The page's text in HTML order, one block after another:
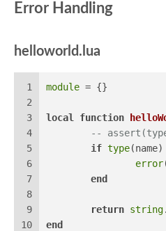
Error Handling
helloworld.lua
1
2
3
4
5
6
7
8
9
10
module = {}
local function
--
if type
error
end
return string.
end